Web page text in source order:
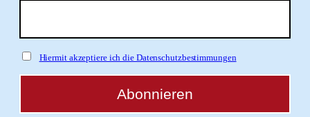
Hiermit akzeptiere ich die Datenschutzbestimmungen